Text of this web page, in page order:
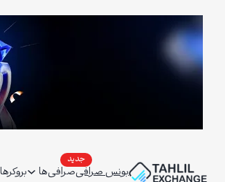
بونس صرافیصرافی‌ها بروکرها